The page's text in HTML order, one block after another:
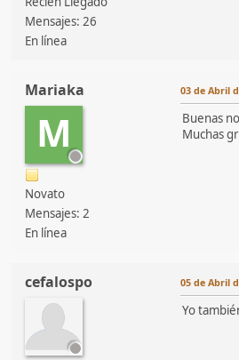
Mensajes: 26
En línea
Mariaka
M
Novato
Mensajes: 2
En línea
03 de Abril
Buenas
Muchas
cefalospo 05 de Abril
Yo